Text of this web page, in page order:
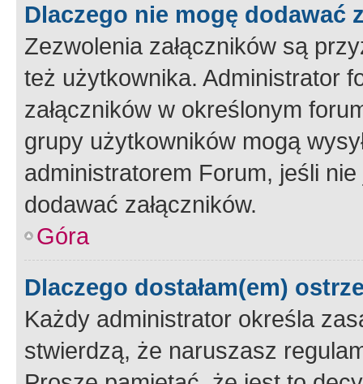
Dlaczego nie mogę dodawać
Zezwolenia załączników są
też użytkownika. Administrator
załączników w określonym
grupy użytkowników mogą
administratorem Forum, jeśli
dodawać załączników.
Góra
Dlaczego dostałam(em)
Każdy administrator określa
stwierdzą, że naruszasz